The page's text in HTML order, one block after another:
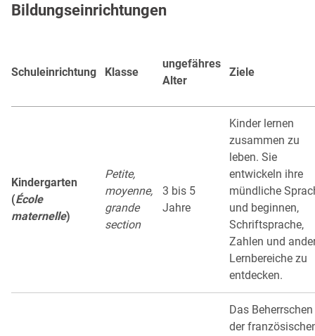
Bildungseinrichtungen
Schuleinrichtung Klasse
ungefähres
Alter
Ziele
Kindergarten
(École
maternelle)
Petite,
moyenne,
grande
section
3 bis 5
Jahre
Kinder lernen
zusammen zu
leben. Sie
entwickeln ihre
mündliche
und beginnen,
Schriftsprache,
Zahlen und
Lernbereiche zu
entdecken.
Das Beherrschen
der